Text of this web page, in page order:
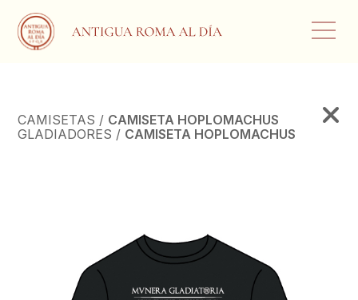
CAMISETAS / CAMISETA HOPLOMACHUS
GLADIADORES / CAMISETA HOPLOMACHUS